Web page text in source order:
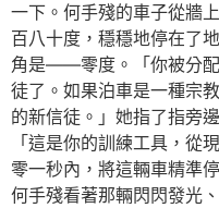
一下。何手殘的車子從牆
百八十度，穩穩地停在了
角是——零度。「你被分
徒了。如果泊車是一種宗
的新信徒。」她指了指旁
「這是你的訓練工具，從
零一秒內，將這輛車精準
何手殘看著那輛閃閃發光